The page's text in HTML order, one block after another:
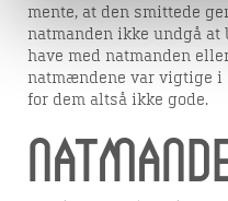
mente, at den smittede
natmanden ikke undgå
have med natmanden
natmændene var vigtige i
for dem altså ikke gode.